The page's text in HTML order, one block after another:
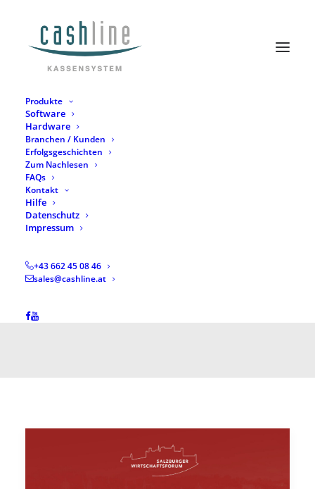
Produkte
Software
Hardware
Branchen / Kunden
Erfolgsgeschichten
Zum Nachlesen
FAQs
Kontakt
Hilfe
Datenschutz
Impressum
+43 662 45 08 46
sales@cashline.at
Month: Mai 2025